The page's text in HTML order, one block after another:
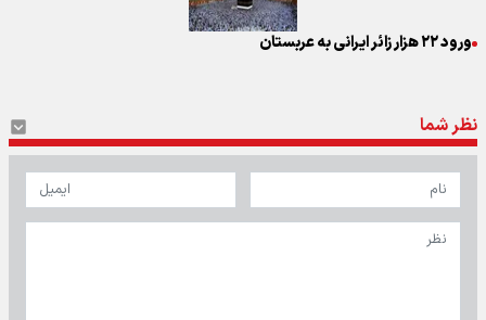
ورود ۲۲ هزار زائر ایرانی به عربستان
نظر شما